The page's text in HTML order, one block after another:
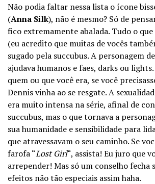
Não podia faltar nessa lista o ícone
(Anna Silk), não é mesmo? Só de
fico extremamente abalada. Tudo o que
(eu acredito que muitas de vocês
sugado pela succubus. A personagem de
ajudava humanos e faes, darks ou
quem ou que você era, se você
Dennis vinha ao se resgate. A
era muito intensa na série, afinal de
succubus, mas o que tornava a
sua humanidade e sensibilidade para
que atravessavam o seu caminho. Se
farofa “Lost Girl“, assista! Eu juro que
arrepender! Mas só um conselho fecha
efeitos não tão especiais assim haha.